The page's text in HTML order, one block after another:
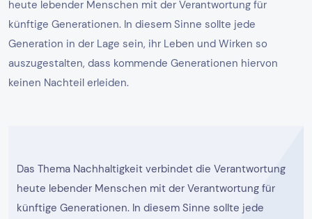
heute lebender Menschen mit der Verantwortung für
künftige Generationen. In diesem Sinne sollte jede
Generation in der Lage sein, ihr Leben und Wirken so
auszugestalten, dass kommende Generationen hiervon
keinen Nachteil erleiden.
Das Thema Nachhaltigkeit verbindet die Verantwortung
heute lebender Menschen mit der Verantwortung für
künftige Generationen. In diesem Sinne sollte jede